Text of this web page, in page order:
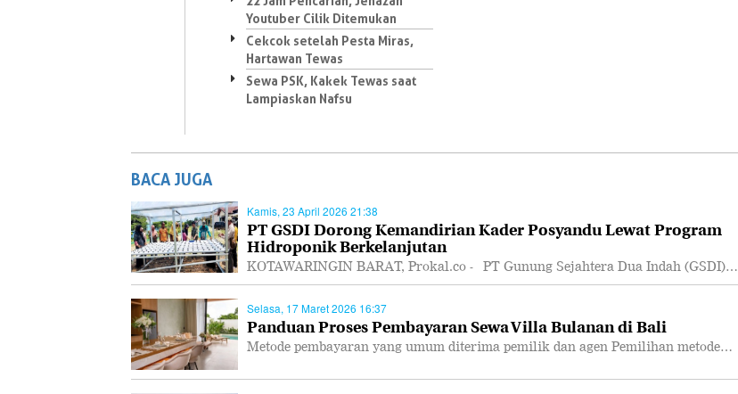
Youtuber Cilik Ditemukan
Cekcok setelah Pesta Miras,
Hartawan Tewas
Sewa PSK, Kakek Tewas saat
Lampiaskan Nafsu
BACA JUGA
Kamis, 23 April 2026 21:38
PT GSDI Dorong Kemandirian Kader Posyandu Lewat Program
Hidroponik Berkelanjutan
KOTAWARINGIN BARAT, Prokal.co - PT Gunung Sejahtera Dua Indah (GSDI)…
Selasa, 17 Maret 2026 16:37
Panduan Proses Pembayaran Sewa Villa Bulanan di Bali
Metode pembayaran yang umum diterima pemilik dan agen Pemilihan metode…